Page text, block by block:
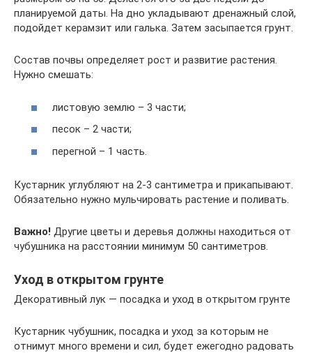
планируемой даты. На дно укладывают дренажный слой,
подойдет керамзит или галька. Затем засыпается грунт.
Состав почвы определяет рост и развитие растения.
Нужно смешать:
листовую землю – 3 части;
песок – 2 части;
перегной – 1 часть.
Кустарник углубляют на 2-3 сантиметра и прикапывают.
Обязательно нужно мульчировать растение и поливать.
Важно! Другие цветы и деревья должны находиться от
чубушника на расстоянии минимум 50 сантиметров.
Уход в открытом грунте
Декоративный лук — посадка и уход в открытом грунте
Кустарник чубушник, посадка и уход за которым не
отнимут много времени и сил, будет ежегодно радовать